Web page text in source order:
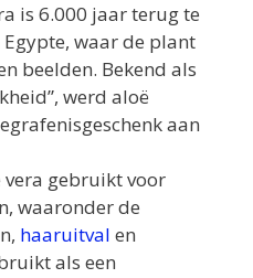
is 6.000 jaar terug te
waar de plant
beelden. Bekend als
werd aloë
aan
vera gebruikt voor
waaronder de
haaruitval en
als een